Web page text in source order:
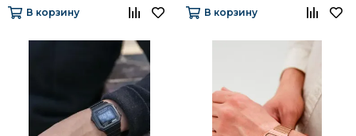
В корзину В корзину